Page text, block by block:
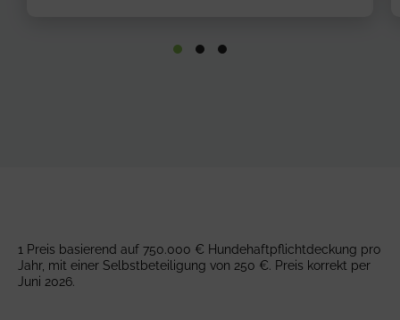
1 Preis basierend auf 750.000 € Hundehaftpflichtdeckung pro
Jahr, mit einer Selbstbeteiligung von 250 €. Preis korrekt per
Juni 2026.